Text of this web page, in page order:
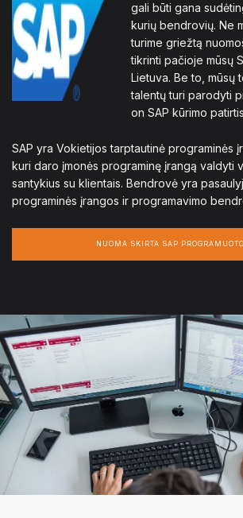
gali būti gana
kurių bendrovių. Ne
turime griežtą
tikrinti pačioje mūsų
Lietuva. Be to, mūsų
talentų turi parodyti
on SAP kūrimo
SAP yra Vokietijos tarptautinė programinės
kuri daro įmonės programinę įrangą valdyti
santykius su klientais. Bendrovė yra
programinės įrangos ir programavimo
NUOMA SKIRTA SAP